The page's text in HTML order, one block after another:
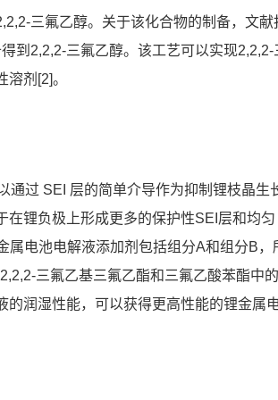
三氟乙醇。关于该化合物的制备，文献
到2,2,2-三氟乙醇。该工艺可以实现2,2,2-
剂[2]。
通过 SEI 层的简单介导作为抑制锂枝晶生
在锂负极上形成更多的保护性SEI层和均匀
属电池电解液添加剂包括组分A和组分B，
三氟乙基三氟乙酯和三氟乙酸苯酯中的
的润湿性能，可以获得更高性能的锂金属